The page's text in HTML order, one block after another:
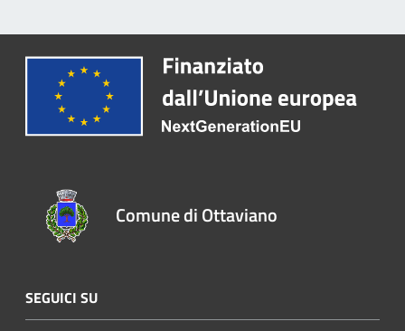
Comune di Ottaviano
SEGUICI SU